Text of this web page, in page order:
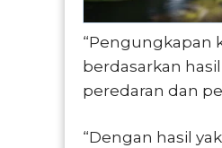
“Pengungkapan
berdasarkan
peredaran dan
“Dengan hasil